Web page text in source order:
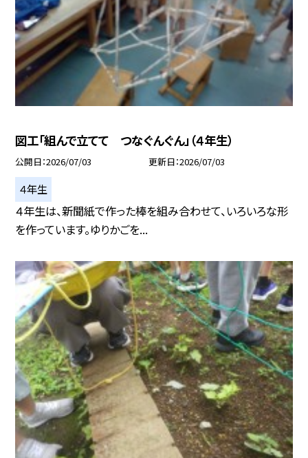
図工「組んで立てて つなぐんぐん」（４年生）
公開日 2026/07/03 更新日 2026/07/03
４年生
４年生は、新聞紙で作った棒を組み合わせて、いろいろな形
を作っています。ゆりかごを...